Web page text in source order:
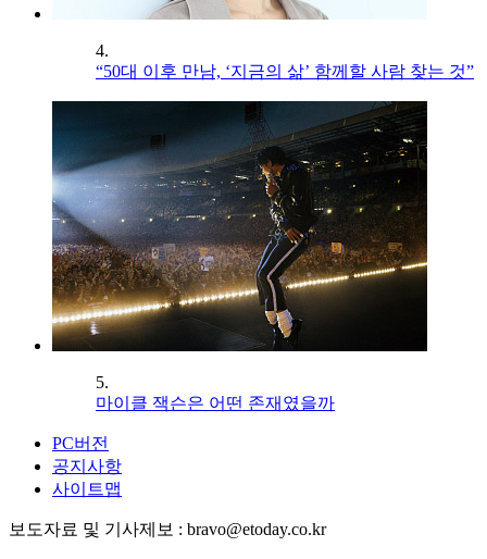
4.
“50대 이후 만남, ‘지금의 삶’ 함께할 사람 찾는 것”
5.
마이클 잭슨은 어떤 존재였을까
PC버전
공지사항
사이트맵
보도자료 및 기사제보 : bravo@etoday.co.kr